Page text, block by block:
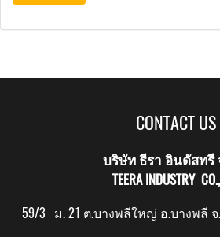
CONTACT US
บริษัท ธีรา อินดัสทรี
TEERA INDUSTRY
59/3 ม. 21 ต.บางพลีใหญ่ อ.บางพลี จ